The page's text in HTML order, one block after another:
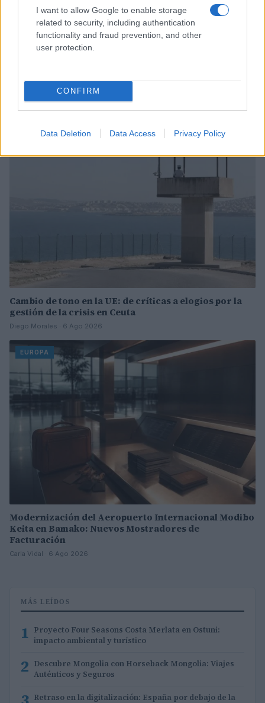
I want to allow Google to enable storage
related to security, including authentication
functionality and fraud prevention, and other
user protection.
CONFIRM
Data Deletion Data Access Privacy Policy
Explora Journeys presenta el Explora III, el crucero
de lujo propulsado por GNL
Lucía Marín · 6 Ago 2026
EUROPA
Cambio de tono en la UE: de críticas a elogios por la
gestión de la crisis en Ceuta
Diego Morales · 6 Ago 2026
EUROPA
Modernización del Aeropuerto Internacional Modibo
Keita en Bamako: Nuevos Mostradores de
Facturación
Carla Vidal · 6 Ago 2026
MÁS LEÍDOS
1 Proyecto Four Seasons Costa Merlata en Ostuni:
impacto ambiental y turístico
2 Descubre Mongolia con Horseback Mongolia: Viajes
Auténticos y Seguros
Retraso en la digitalización: España por debajo de la